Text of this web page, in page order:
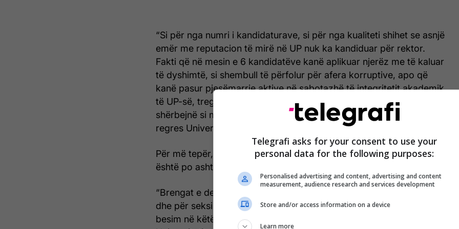
“Si për nga numri i kandidaturave, si për nga kualiteti shihet se asnjë
emër me reputacion të mirë në UP nuk ka kandiduar për rektor.
Fakti që në mesin e 6 kandidatëve kanë aplikuar njerëz me të kaluar
të dyshimtë, si shembull të përfolur për afera korruptive, apo që
kanë pasur pjesëmarrje aktive në sabotazhë të integritetit akademik
të UP-së, tregon se shkarkimi i rektorit dhe situata aktuale po
shërbejnë si mobilizim për grupet e interesit të cilat duan ta çojnë në
regres Universitetin e Prishtinës”, thuhet në reagimin e ORCA-s.
Për më tepër, fakti që asnjë grua nuk është kandidate për rektor,
është po ashtu shqetësues sipas kësaj organizate.
“Brengat e deritashme të shoqërisë civile për ngacmime seksuale
dhe për seksizëm në UP, vërtetohen me faktin që asnjë grua nuk ka
besim në këtë proces për të kandiduar si kandidate për rektor të
Telegrafi asks for your consent to use your
personal data for the following purposes:
Personalised advertising and content, advertising and content
measurement, audience research and services development
Store and/or access information on a device
Learn more